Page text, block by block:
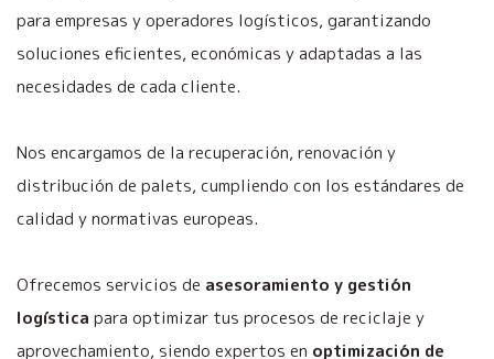
para empresas y operadores logísticos, garantizando
soluciones eficientes, económicas y adaptadas a las
necesidades de cada cliente.
Nos encargamos de la recuperación, renovación y
distribución de palets, cumpliendo con los estándares de
calidad y normativas europeas.
Ofrecemos servicios de asesoramiento y gestión
logística para optimizar tus procesos de reciclaje y
aprovechamiento, siendo expertos en optimización de